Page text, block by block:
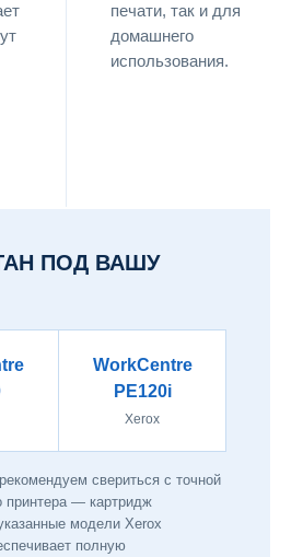
печати, так и для
домашнего
использования.
ПОД ВАШУ
WorkCentre
PE120i
Xerox
свериться с точной
— картридж
модели Xerox
полную